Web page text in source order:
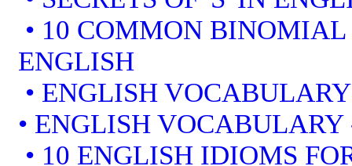
• 10 COMMON BINOMIAL
ENGLISH
• ENGLISH
• ENGLISH
• 10 ENGLISH IDIOMS